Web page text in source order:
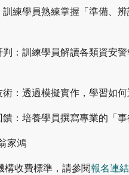
訓練學員熟練掌握「準備、
判：訓練學員解讀各類資安
：透過模擬實作，學習如
：培養學員撰寫專業的「
家鴻
構收費標準，請參閱報名連結